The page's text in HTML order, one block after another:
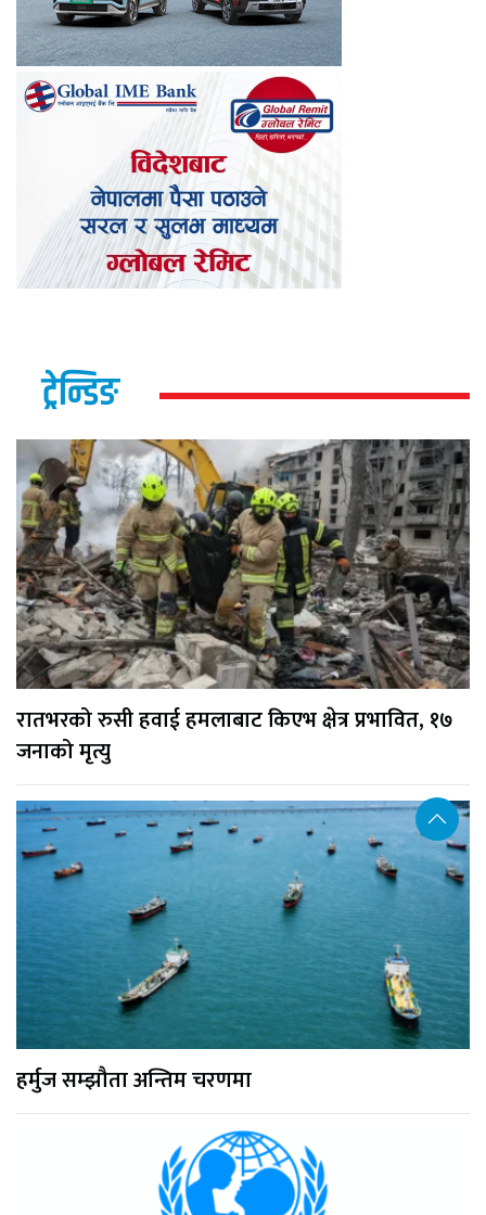
ट्रेन्डिङ
रातभरको रुसी हवाई हमलाबाट किएभ क्षेत्र प्रभावित, १७
जनाको मृत्यु
हर्मुज सम्झौता अन्तिम चरणमा